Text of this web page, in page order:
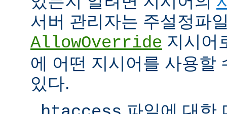
서버 관리자는 주설정파
AllowOverride 지시어
에 어떤 지시어를 사용할
있다.